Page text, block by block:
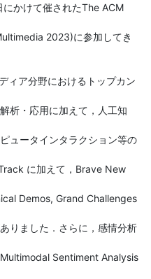
かけて催されたThe ACM
2023)に参加してき
ィア分野におけるトップカン
析・応用に加えて，人工知
ュータインタラクション等の
に加えて，Brave New
Demos, Grand Challenges
りました．さらに，感情分析
Sentiment Analysis